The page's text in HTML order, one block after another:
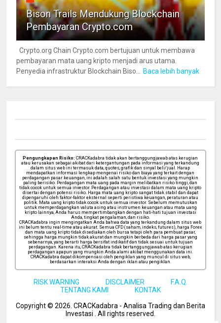
Bison Trails Mendukung Blockchain
Pembayaran Crypto.com
Crypto.org Chain Crypto.com bertujuan untuk membawa
pembayaran mata uang kripto menjadi arus utama.
Penyedia infrastruktur Blockchain Biso...
Baca lebih banyak
Pengungkapan Risiko: CRACKadabra tidak akan bertanggungjawab atas kerugian
atau kerusakan sebagai akibat dari ketergantungan pada informasi yang terkandung
dalam situs web ini termasuk data, quotes, grafik dan sinyal beli/jual. Harap
mendapatkan informasi lengkap mengenai risiko dan biaya yang terkait dengan
perdagangan pasar keuangan, ini adalah salah satu bentuk investasi yang mungkin
paling berisiko. Perdagangan mata uang pada margin melibatkan risiko tinggi, dan
tidak cocok untuk semua investor. Perdagangan atau investasi dalam mata uang kripto
disertai dengan potensi risiko. Harga mata uang kripto sangat tidak stabil dan dapat
dipengaruhi oleh faktor-faktor eksternal seperti peristiwa keuangan, peraturan atau
politik. Mata uang kripto tidak cocok untuk semua investor. Sebelum memutuskan
untuk memperdagangkan valuta asing atau instrumen keuangan atau mata uang
kripto lainnya, Anda harus mempertimbangkan dengan hati-hati tujuan investasi
Anda, tingkat pengalaman, dan risiko.
CRACKadabra ingin mengingatkan Anda bahwa data yang terkandung dalam situs web
ini belum tentu real-time atau akurat. Semua CFD (saham, indeks, futures), harga Forex
dan mata uang kripto tidak disediakan oleh bursa tetapi oleh para pembuat pasar,
sehingga harga mungkin tidak akurat dan mungkin berbeda dari harga pasar yang
sebenarnya, yang berarti harga bersifat indikatif dan tidak sesuai untuk tujuan
perdagangan. Karena itu, CRACKadabra tidak bertanggungjawab atas kerugian
perdagangan apapun yang mungkin Anda alami akibat menggunakan data ini.
CRACKadabra dapat dikompensasi oleh pengiklan yang muncul di situs web,
berdasarkan interaksi Anda dengan iklan atau pengiklan.
RISK WARNING DISCLAIMER
F.A.Q.
TENTANG KAMI
KONTAK
Copyright © 2026. CRACKadabra - Analisa Trading dan Berita
Investasi . All rights reserved.